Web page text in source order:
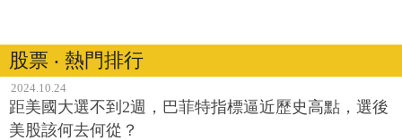
股票 ‧ 熱門排行
2024.10.24
距美國大選不到2週，巴菲特指標逼近歷史高點，選後
美股該何去何從？